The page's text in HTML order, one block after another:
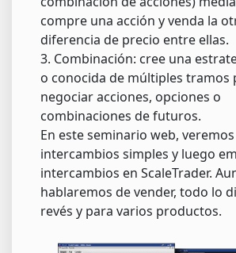
compre una acción y venda la
diferencia de precio entre ellas.
3. Combinación: cree una
o conocida de múltiples tramos
negociar acciones, opciones o
combinaciones de futuros.
En este seminario web, veremos
intercambios simples y luego
intercambios en ScaleTrader.
hablaremos de vender, todo lo
revés y para varios productos.